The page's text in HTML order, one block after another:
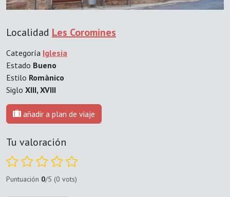
Localidad Les Coromines
Categoría Iglesia
Estado Bueno
Estilo Romànico
Siglo XIII, XVIII
añadir a plan de viaje
Tu valoración
Puntuación 0/5 (0 vots)